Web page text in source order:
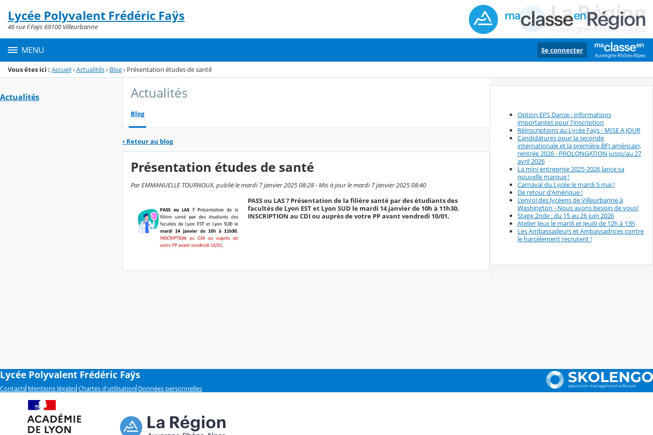
Menu de la rubrique
Contenu
Lycée Polyvalent Frédéric Faÿs
46 rue F.Faÿs 69100 Villeurbanne
MENU Se connecter
Vous êtes ici : Accueil›Actualités› Blog› Présentation études de santé
Actualités Actualités
Blog
‹ Retour au blog
Présentation études de santé
Par EMMANUELLE TOURNOUX, publié le mardi 7 janvier 2025 08:28 - Mis à jour le mardi 7 janvier 2025 08:40
PASS ou LAS ? Présentation de la filière santé par des étudiants des
facultés de Lyon EST et Lyon SUD le mardi 14 janvier de 10h à 11h30.
INSCRIPTION au CDI ou auprès de votre PP avant vendredi 10/01.
Option EPS Danse : informations
importantes pour l'inscription
Réinscriptions au Lycée Faÿs - MISE A JOUR
Candidatures pour la seconde
internationale et la première BFI américain,
rentrée 2026 - PROLONGATION jusqu'au 27
avril 2026
La mini entreprise 2025-2026 lance sa
nouvelle marque !
Carnaval du Lycée le mardi 5 mai !
De retour d'Amérique !
L’envol des lycéens de Villeurbanne à
Washington - Nous avons besoin de vous!
Stage 2nde : du 15 au 26 juin 2026
Atelier Jeux le mardi et Jeudi de 12h à 13h
Les Ambassadeurs et Ambassadrices contre
le harcèlement recrutent !
Lycée Polyvalent Frédéric Faÿs
Contacts Mentions légales Chartes d'utilisation Données personnelles